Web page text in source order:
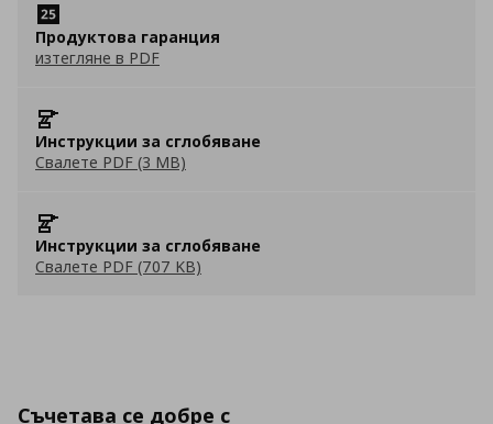
Продуктова гаранция
изтегляне в PDF
Инструкции за сглобяване
Свалете PDF (3 MB)
Инструкции за сглобяване
Свалете PDF (707 KB)
Съчетава се добре с